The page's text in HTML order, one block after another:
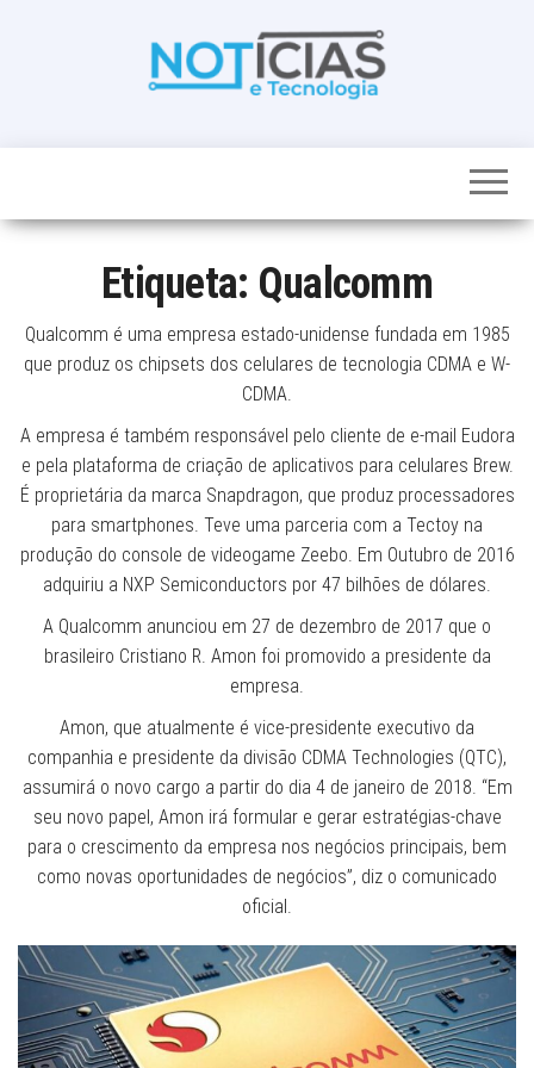
noticias de
num só lugar
Etiqueta: Qualcomm
Qualcomm é uma empresa estado-unidense fundada em 1985
que produz os chipsets dos celulares de tecnologia CDMA e W-
CDMA.
A empresa é também responsável pelo cliente de e-mail Eudora
e pela plataforma de criação de aplicativos para celulares Brew.
É proprietária da marca Snapdragon, que produz processadores
para smartphones. Teve uma parceria com a Tectoy na
produção do console de videogame Zeebo. Em Outubro de 2016
adquiriu a NXP Semiconductors por 47 bilhões de dólares.
A Qualcomm anunciou em 27 de dezembro de 2017 que o
brasileiro Cristiano R. Amon foi promovido a presidente da
empresa.
Amon, que atualmente é vice-presidente executivo da
companhia e presidente da divisão CDMA Technologies (QTC),
assumirá o novo cargo a partir do dia 4 de janeiro de 2018. “Em
seu novo papel, Amon irá formular e gerar estratégias-chave
para o crescimento da empresa nos negócios principais, bem
como novas oportunidades de negócios”, diz o comunicado
oficial.